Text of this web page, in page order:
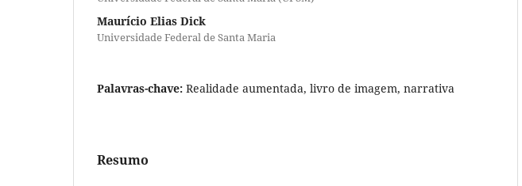
Maurício Elias Dick
Universidade Federal de Santa Maria
Palavras-chave: Realidade aumentada, livro de imagem, narrativa
Resumo